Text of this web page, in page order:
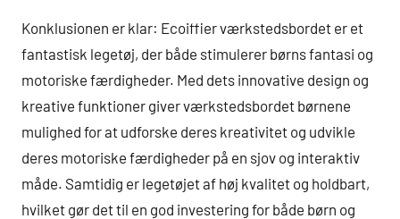
Konklusionen er klar: Ecoiffier værkstedsbordet er et
fantastisk legetøj, der både stimulerer børns fantasi og
motoriske færdigheder. Med dets innovative design og
kreative funktioner giver værkstedsbordet børnene
mulighed for at udforske deres kreativitet og udvikle
deres motoriske færdigheder på en sjov og interaktiv
måde. Samtidig er legetøjet af høj kvalitet og holdbart,
hvilket gør det til en god investering for både børn og